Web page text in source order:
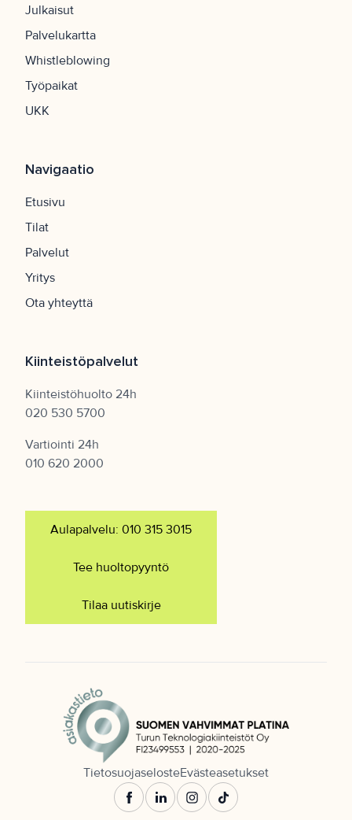
Julkaisut
Palvelukartta
Whistleblowing
Työpaikat
UKK
Navigaatio
Etusivu
Tilat
Palvelut
Yritys
Ota yhteyttä
Kiinteistöpalvelut
Kiinteistöhuolto 24h
020 530 5700
Vartiointi 24h
010 620 2000
Aulapalvelu: 010 315 3015
Tee huoltopyyntö
Tilaa uutiskirje
TietosuojaselosteEvästeasetukset